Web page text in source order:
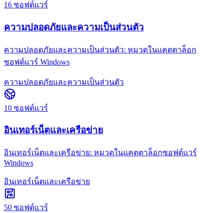
16 ซอฟต์แวร์
ความปลอดภัยและความเป็นส่วนตัว
ความปลอดภัยและความเป็นส่วนตัว: หมวดในแคตตาล็อก
ซอฟต์แวร์ Windows
ความปลอดภัยและความเป็นส่วนตัว
10 ซอฟต์แวร์
อินเทอร์เน็ตและเครือข่าย
อินเทอร์เน็ตและเครือข่าย: หมวดในแคตตาล็อกซอฟต์แวร์
Windows
อินเทอร์เน็ตและเครือข่าย
50 ซอฟต์แวร์